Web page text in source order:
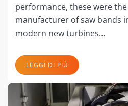
performance, these were
manufacturer of saw bands
modern new turbines…
LEGGI DI PIÙ